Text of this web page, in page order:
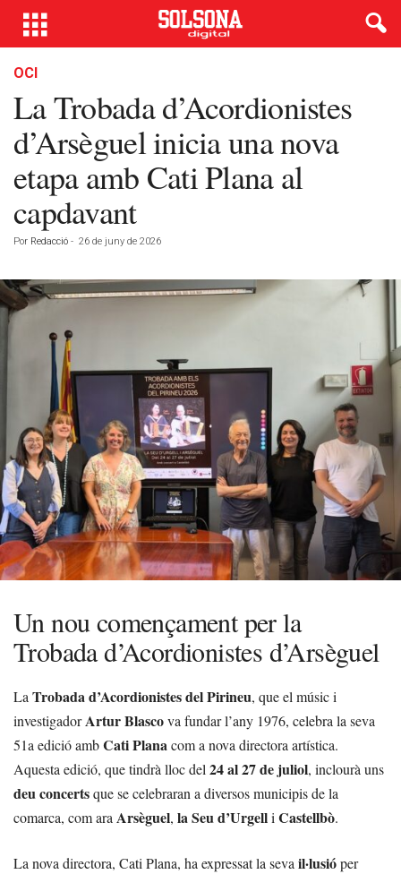
OCI
La Trobada d’Acordionistes
d’Arsèguel inicia una nova
etapa amb Cati Plana al
capdavant
Por Redacció - 26 de juny de 2026
Un nou començament per la
Trobada d’Acordionistes d’Arsèguel
La Trobada d’Acordionistes del Pirineu, que el músic i
investigadorArtur Blascova fundar l’any 1976, celebra la seva
51a edició ambCati Planacom a nova directora artística.
Aquesta edició, que tindrà lloc del 24 al 27 de juliol, inclourà uns
deu concertsque se celebraran a diversos municipis de la
comarca, com ara Arsèguel, la Seu d’Urgelli Castellbò.
La nova directora, Cati Plana, ha expressat la seva il·lusióper